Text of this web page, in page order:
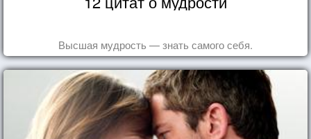
Высшая мудрость — знать самого себя.